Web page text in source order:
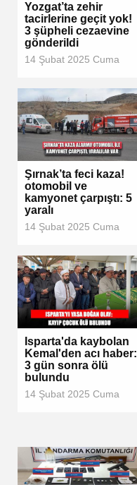
Yozgat’ta zehir
tacirlerine geçit yok!
3 şüpheli cezaevine
gönderildi
14 Şubat 2025 Cuma
Şırnak’ta feci kaza!
otomobil ve
kamyonet çarpıştı: 5
yaralı
14 Şubat 2025 Cuma
Isparta'da kaybolan
Kemal'den acı haber:
3 gün sonra ölü
bulundu
14 Şubat 2025 Cuma